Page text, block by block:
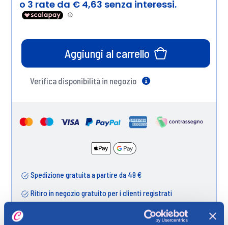
Aggiungi al carrello
Verifica disponibilità in negozio
Spedizione gratuita a partire da 49 €
Ritiro in negozio gratuito per i clienti registrati